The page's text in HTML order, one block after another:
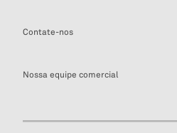
Contate-nos
Nossa equipe comercial